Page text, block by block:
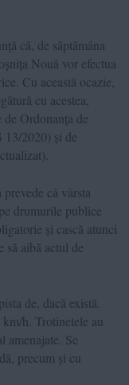
că, de săptămâna
Nouă vor efectua
Cu această ocazie,
cu acestea,
Ordonanța de
2020) și de
că vârsta
drumurile publice
și cască atunci
aibă actul de
de, dacă există.
h. Trotinetele au
amenajate. Se
precum și cu